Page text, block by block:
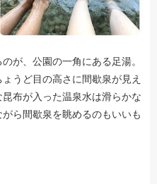
が、公園の一角にある足湯。
うど目の高さに間歇泉が見え
布が入った温泉水は滑らかな
ら間歇泉を眺めるのもいいも